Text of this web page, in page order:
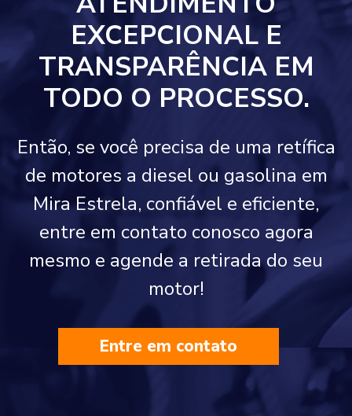
EXCEPCIONAL E
TRANSPARÊNCIA EM
TODO O PROCESSO.
Então, se você precisa de uma retífica
de motores a diesel ou gasolina em
Mira Estrela, confiável e eficiente,
entre em contato conosco agora
mesmo e agende a retirada do seu
motor!
Entre em contato